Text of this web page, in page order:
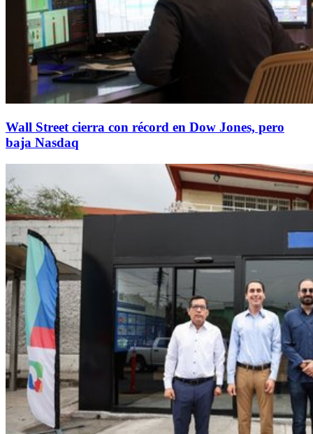
Wall Street cierra con récord en Dow Jones, pero
baja Nasdaq